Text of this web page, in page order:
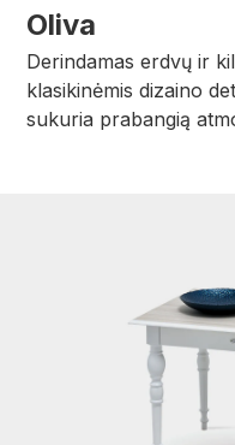
Oliva
Derindamas erdvų ir
klasikinėmis dizaino
sukuria prabangią